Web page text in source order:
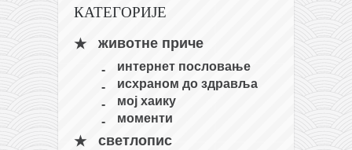
карате
кихон
наиханчи
кушанку
КАТЕГОРИЈЕ
животне приче
интернет пословање
исхраном до здравља
мој хаику
моменти
светлопис